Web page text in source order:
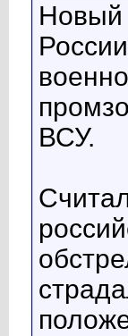
Новый
ВСУ.